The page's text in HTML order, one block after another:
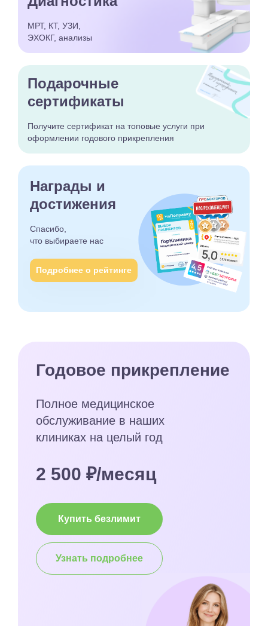
МРТ, КТ, УЗИ,
ЭХОКГ, анализы
Подарочные
сертификаты
Получите сертификатна топовые услуги при
оформлении годового прикрепления
Награды и
достижения
Спасибо,
что выбираете нас
Подробнее о рейтинге
Годовое прикрепление
Полное медицинское
обслуживание в наших
клиниках на целый год
2 500 ₽/месяц
Купить безлимит
Узнать подробнее